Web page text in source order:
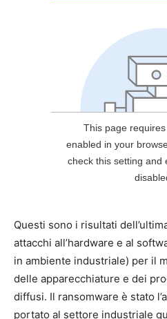
Questi sono i risultati
attacchi all’hardware e al
in ambiente industriale) per il
delle apparecchiature e dei
diffusi. Il ransomware è stato
portato al settore industriale